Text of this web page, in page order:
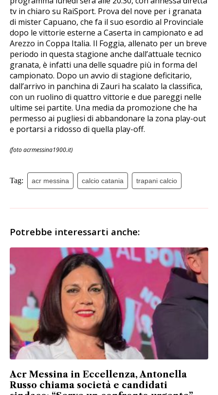
tv in chiaro su RaiSport. Prova del nove per i granata
di mister Capuano, che fa il suo esordio al Provinciale
dopo le vittorie esterne a Caserta in campionato e ad
Arezzo in Coppa Italia. Il Foggia, allenato per un breve
periodo in questa stagione anche dall’attuale tecnico
granata, è infatti una delle squadre più in forma del
campionato. Dopo un avvio di stagione deficitario,
dall’arrivo in panchina di Zauri ha scalato la classifica,
con un ruolino di quattro vittorie e due pareggi nelle
ultime sei partite. Una media da promozione che ha
permesso ai pugliesi di abbandonare la zona play-out
e portarsi a ridosso di quella play-off.
(foto acrmessina1900.it)
Tag: acr messina calcio catania trapani calcio
Potrebbe interessarti anche:
Acr Messina in Eccellenza, Antonella
Russo chiama società e candidati